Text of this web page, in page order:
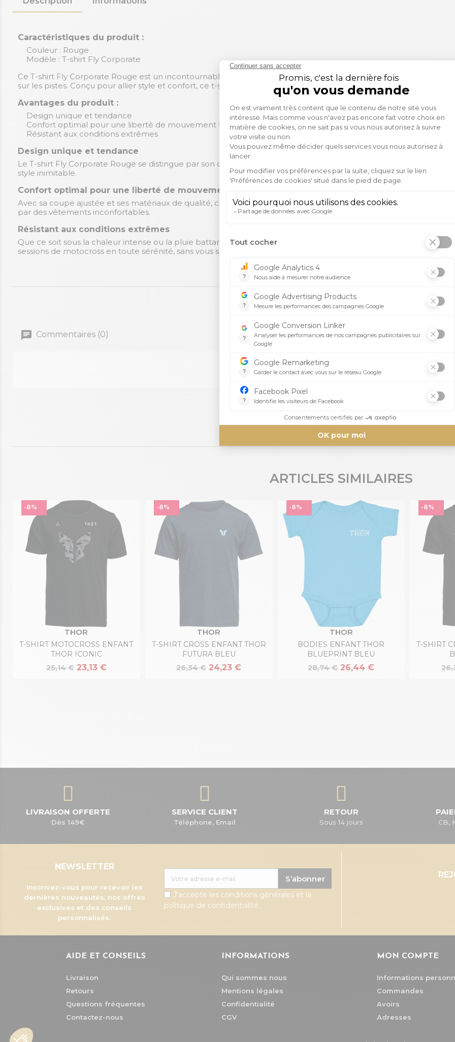
Caractéristiques du produit :
Couleur : Rouge
Modèle : T-shirt Fly Corporate
Ce T-shirt Fly Corporate Rouge est un incontournable pour les passionnés de motocross. Avec sa couleur vive
sur les pistes. Conçu pour allier style et confort, ce t-shirt est idéal pour vos sessions de motocross.
Avantages du produit :
Design unique et tendance
Confort optimal pour une liberté de mouvement totale
Résistant aux conditions extrêmes
Design unique et tendance
Le T-shirt Fly Corporate Rouge se distingue par son design original qui saura attirer tous les regards. Que vous
style inimitable.
Confort optimal pour une liberté de mouvement totale
Avec sa coupe ajustée et ses matériaux de qualité, ce t-shirt offre un confort exceptionnel. Vous pourrez vous
par des vêtements inconfortables.
Résistant aux conditions extrêmes
Que ce soit sous la chaleur intense ou la pluie battante, ce t-shirt est conçu pour résister à toutes les conditions
sessions de motocross en toute sérénité, sans vous soucier de votre équipement.
Commentaires (0)
Aucun avis n'a été publié pour le moment.
ARTICLES SIMILAIRES
THOR
T-SHIRT MOTOCROSS ENFANT
THOR ICONIC
25,14 € 23,13 €
-8%
THOR
T-SHIRT CROSS ENFANT THOR
FUTURA BLEU
26,34 € 24,23 €
-8%
THOR
BODIES ENFANT THOR
BLUEPRINT BLEU
28,74 € 26,44 €
-8%
T-SHIRT
-8%
LIVRAISON OFFERTE
Dès 149€
SERVICE CLIENT
Téléphone, Email
RETOUR
Sous 14 jours CB,
NEWSLETTER
Inscrivez-vous pour recevoir les
dernières nouveautés, nos offres
exclusives et des conseils
personnalisés.
S’abonner
J'accepte les conditions générales et la
politique de confidentialité.
AIDE ET CONSEILS
Livraison
Retours
Questions fréquentes
Contactez-nous
INFORMATIONS
Qui sommes nous
Mentions légales
Confidentialité
CGV
MON COMPTE
Informations
Commandes
Avoirs
Adresses